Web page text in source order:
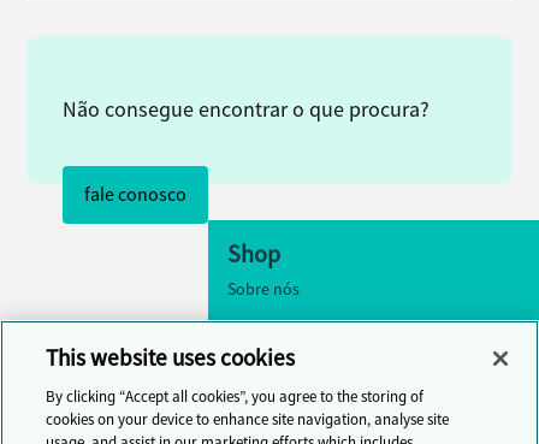
Não consegue encontrar o que procura?
fale conosco
Shop
Sobre nós
fale conosco
This website uses cookies
By clicking “Accept all cookies”, you agree to the storing of
cookies on your device to enhance site navigation, analyse site